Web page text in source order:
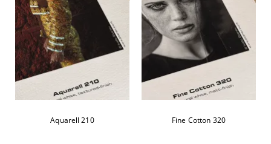
Aquarell 210 Fine Cotton 320